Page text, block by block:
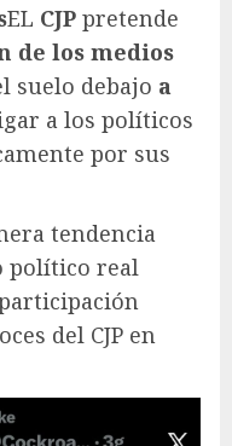
EL CJP pretende
de los medios
suelo debajo a
a los políticos
por sus
tendencia
político real
del CJP en